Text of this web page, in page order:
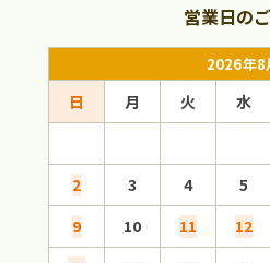
営業日の
2026年8
日 月 火 水
2
3 4 5
9
10 11 12